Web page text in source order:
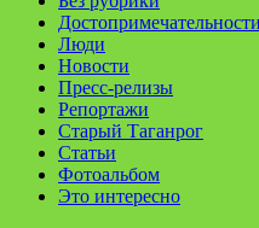
Достопримечательности
Люди
Новости
Пресс-релизы
Репортажи
Старый Таганрог
Статьи
Фотоальбом
Это интересно